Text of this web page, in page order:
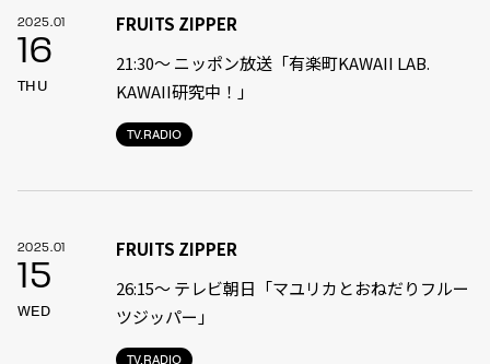
2025.01
16
THU
TV.RADIO
FRUITS ZIPPER
21:30〜 ニッポン放送「有楽町KAWAII LAB.
KAWAII研究中！」
2025.01
15
WED
TV.RADIO
FRUITS ZIPPER
26:15～ テレビ朝日「マユリカとおねだりフルー
ツジッパー」